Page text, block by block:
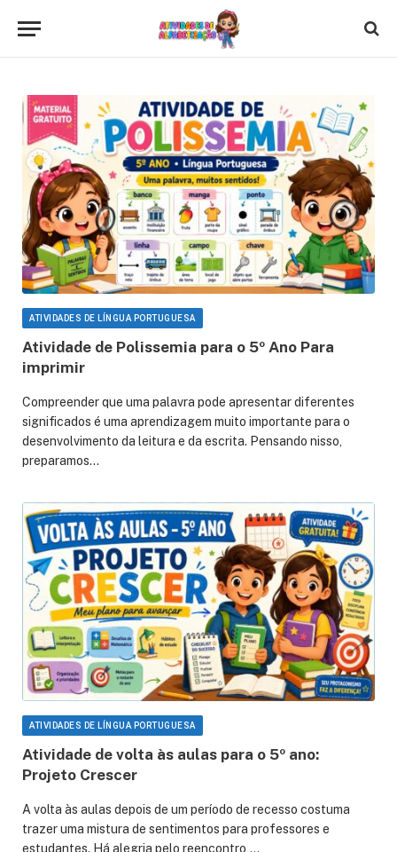
ATIVIDADES DE LÍNGUA PORTUGUESA
Atividade de Polissemia para o 5º Ano Para
imprimir
Compreender que uma palavra pode apresentar diferentes
significados é uma aprendizagem muito importante para o
desenvolvimento da leitura e da escrita. Pensando nisso,
preparamos…
ATIVIDADES DE LÍNGUA PORTUGUESA
Atividade de volta às aulas para o 5º ano:
Projeto Crescer
A volta às aulas depois de um período de recesso costuma
trazer uma mistura de sentimentos para professores e
estudantes. Há alegria pelo reencontro,…